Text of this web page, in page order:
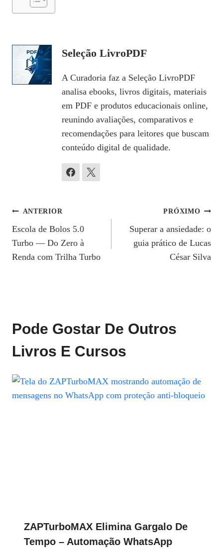
Seleção LivroPDF
A Curadoria faz a Seleção LivroPDF
analisa ebooks, livros digitais, materiais
em PDF e produtos educacionais online,
reunindo avaliações, comparativos e
recomendações para leitores que buscam
conteúdo digital de qualidade.
Navegação
De
Post
ANTERIOR
Escola de Bolos 5.0
Turbo — Do Zero à
Renda com Trilha Turbo
PRÓXIMO
Superar a ansiedade: o
guia prático de Lucas
César Silva
Pode Gostar De Outros
Livros E Cursos
ZAPTurboMAX Elimina Gargalo De
Tempo – Automação WhatsApp